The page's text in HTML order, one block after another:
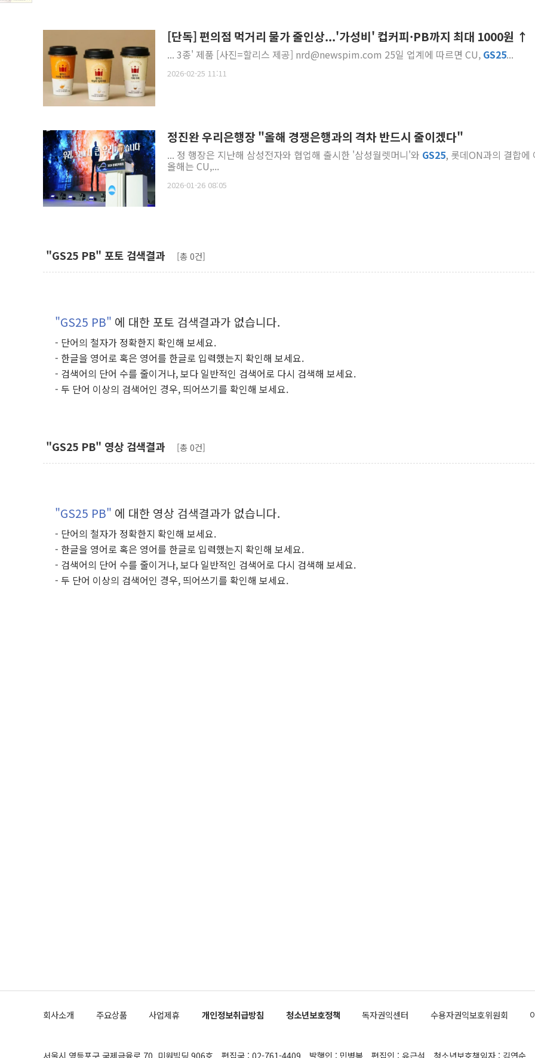
[단독] 편의점 먹거리 물가 줄인상...'가성비' 컵커피·PB까지 최대 1000원 ↑
... 3종' 제품 [사진=할리스 제공] nrd@newspim.com 25일 업계에 따르면 CU, GS25...
2026-02-25 11:11
정진완 우리은행장 "올해 경쟁은행과의 격차 반드시 줄이겠다"
... 정 행장은 지난해 삼성전자와 협업해 출시한 '삼성월렛머니'와 GS25, 롯데ON과의 결합에
올해는 CU,...
2026-01-26 08:05
"GS25 PB" 포토 검색결과 [총 0건]
"GS25 PB" 에 대한 포토 검색결과가 없습니다.
- 단어의 철자가 정확한지 확인해 보세요.
- 한글을 영어로 혹은 영어를 한글로 입력했는지 확인해 보세요.
- 검색어의 단어 수를 줄이거나, 보다 일반적인 검색어로 다시 검색해 보세요.
- 두 단어 이상의 검색어인 경우, 띄어쓰기를 확인해 보세요.
"GS25 PB" 영상 검색결과 [총 0건]
"GS25 PB" 에 대한 영상 검색결과가 없습니다.
- 단어의 철자가 정확한지 확인해 보세요.
- 한글을 영어로 혹은 영어를 한글로 입력했는지 확인해 보세요.
- 검색어의 단어 수를 줄이거나, 보다 일반적인 검색어로 다시 검색해 보세요.
- 두 단어 이상의 검색어인 경우, 띄어쓰기를 확인해 보세요.
회사소개 주요상품 사업제휴 개인정보취급방침 청소년보호정책 독자권익센터 수용자권익보호위원회
서울시 영등포구 국제금융로 70, 미원빌딩 906호 편집국 : 02-761-4409 발행인 : 민병복 편집인 : 유근석 청소년보호책임자 : 김연순